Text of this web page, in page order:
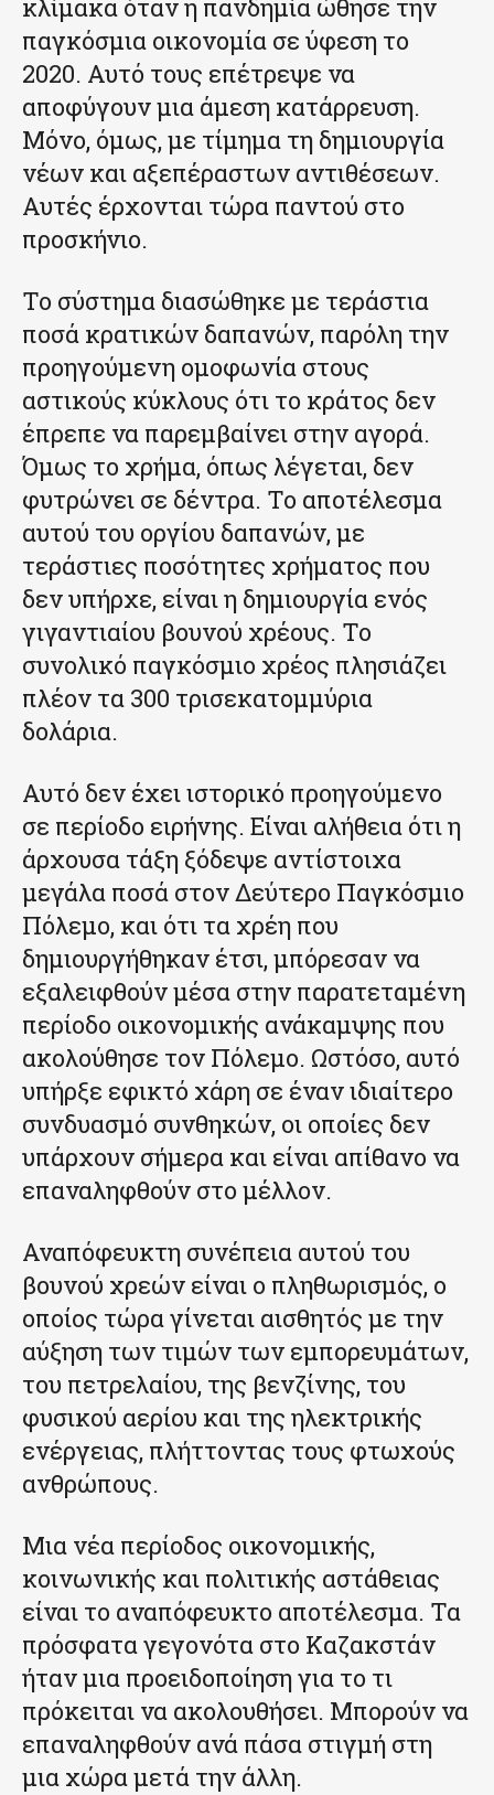
κλίμακα όταν η πανδημία ώθησε την
παγκόσμια οικονομία σε ύφεση το
2020. Αυτό τους επέτρεψε να
αποφύγουν μια άμεση κατάρρευση.
Μόνο, όμως, με τίμημα τη δημιουργία
νέων και αξεπέραστων αντιθέσεων.
Αυτές έρχονται τώρα παντού στο
προσκήνιο.
Το σύστημα διασώθηκε με τεράστια
ποσά κρατικών δαπανών, παρόλη την
προηγούμενη ομοφωνία στους
αστικούς κύκλους ότι το κράτος δεν
έπρεπε να παρεμβαίνει στην αγορά.
Όμως το χρήμα, όπως λέγεται, δεν
φυτρώνει σε δέντρα. Το αποτέλεσμα
αυτού του οργίου δαπανών, με
τεράστιες ποσότητες χρήματος που
δεν υπήρχε, είναι η δημιουργία ενός
γιγαντιαίου βουνού χρέους. Το
συνολικό παγκόσμιο χρέος πλησιάζει
πλέον τα 300 τρισεκατομμύρια
δολάρια.
Αυτό δεν έχει ιστορικό προηγούμενο
σε περίοδο ειρήνης. Είναι αλήθεια ότι η
άρχουσα τάξη ξόδεψε αντίστοιχα
μεγάλα ποσά στον Δεύτερο Παγκόσμιο
Πόλεμο, και ότι τα χρέη που
δημιουργήθηκαν έτσι, μπόρεσαν να
εξαλειφθούν μέσα στην παρατεταμένη
περίοδο οικονομικής ανάκαμψης που
ακολούθησε τον Πόλεμο. Ωστόσο, αυτό
υπήρξε εφικτό χάρη σε έναν ιδιαίτερο
συνδυασμό συνθηκών, οι οποίες δεν
υπάρχουν σήμερα και είναι απίθανο να
επαναληφθούν στο μέλλον.
Αναπόφευκτη συνέπεια αυτού του
βουνού χρεών είναι ο πληθωρισμός, ο
οποίος τώρα γίνεται αισθητός με την
αύξηση των τιμών των εμπορευμάτων,
του πετρελαίου, της βενζίνης, του
φυσικού αερίου και της ηλεκτρικής
ενέργειας, πλήττοντας τους φτωχούς
ανθρώπους.
Μια νέα περίοδος οικονομικής,
κοινωνικής και πολιτικής αστάθειας
είναι το αναπόφευκτο αποτέλεσμα. Τα
πρόσφατα γεγονότα στο Καζακστάν
ήταν μια προειδοποίηση για το τι
πρόκειται να ακολουθήσει. Μπορούν να
επαναληφθούν ανά πάσα στιγμή στη
μια χώρα μετά την άλλη.